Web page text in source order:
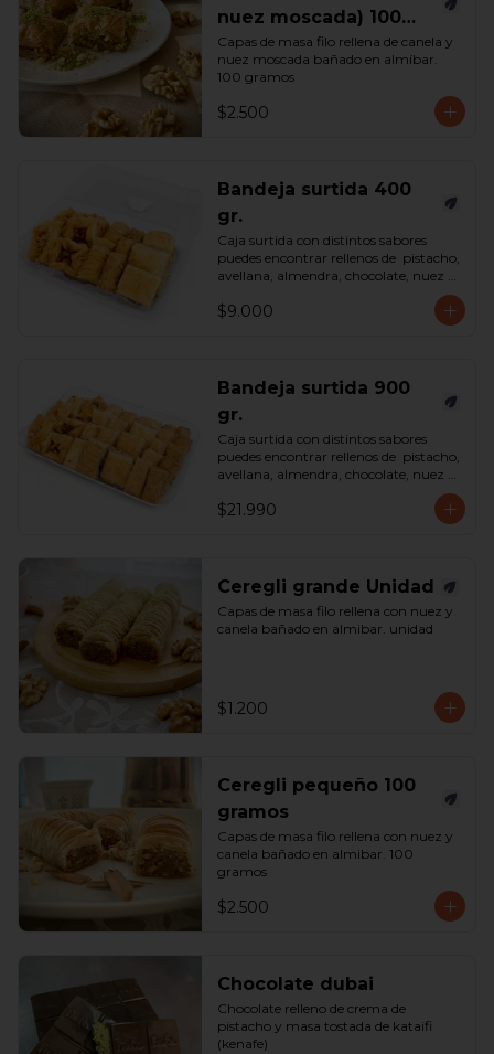
nuez moscada) 100
gramos
Capas de masa filo rellena de canela y
nuez moscada bañado en almíbar.
100 gramos
$2.500
Bandeja surtida 400
gr.
Caja surtida con distintos sabores
puedes encontrar rellenos de  pistacho,
avellana, almendra, chocolate, nuez y
*Surtido enviado sujeto a
$9.000
Bandeja surtida 900
gr.
Caja surtida con distintos sabores
puedes encontrar rellenos de  pistacho,
avellana, almendra, chocolate, nuez y
*Surtido enviado sujeto a
$21.990
Ceregli grande Unidad
Capas de masa filo rellena con nuez y
canela bañado en almibar. unidad
$1.200
Ceregli pequeño 100
gramos
Capas de masa filo rellena con nuez y
canela bañado en almibar. 100
gramos
$2.500
Chocolate dubai
Chocolate relleno de crema de
pistacho y masa tostada de kataifi
(kenafe)